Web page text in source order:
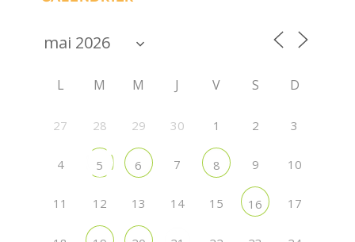
L M M J V S D
27 28 29 30 1 2 3
4 5 6 7 8 9 10
11 12 13 14 15 16 17